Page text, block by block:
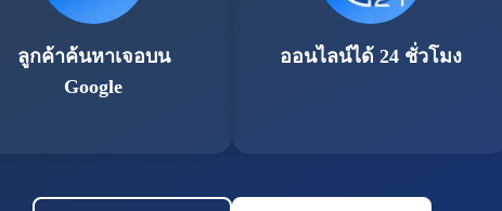
ลูกค้าค้นหาเจอบน
Google
ออนไลน์ได้ 24 ชั่วโมง